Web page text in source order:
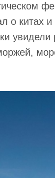
о китах
увидели